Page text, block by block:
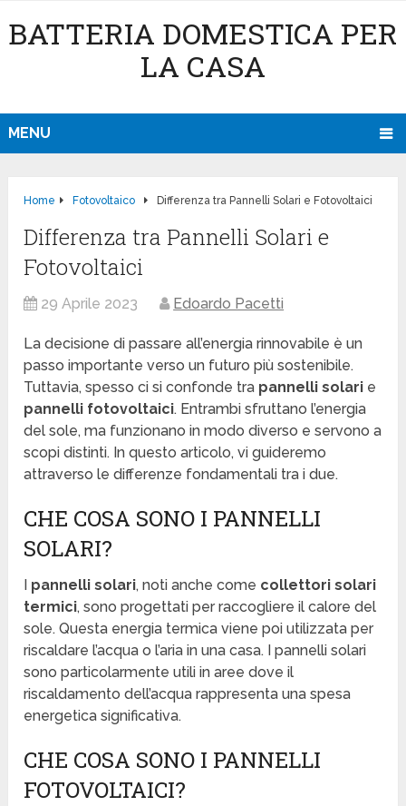
BATTERIA DOMESTICA PER
LA CASA
MENU
Home Fotovoltaico Differenza tra Pannelli Solari e Fotovoltaici
Differenza tra Pannelli Solari e
Fotovoltaici
29 Aprile 2023 Edoardo Pacetti
La decisione di passare all’energia rinnovabile è un
passo importante verso un futuro più sostenibile.
Tuttavia, spesso ci si confonde tra pannelli solari e
pannelli fotovoltaici. Entrambi sfruttano l’energia
del sole, ma funzionano in modo diverso e servono a
scopi distinti. In questo articolo, vi guideremo
attraverso le differenze fondamentali tra i due.
CHE COSA SONO I PANNELLI
SOLARI?
pannelli solari, noti anche come collettori solari
termici, sono progettati per raccogliere il calore del
sole. Questa energia termica viene poi utilizzata per
riscaldare l’acqua o l’aria in una casa. I pannelli solari
sono particolarmente utili in aree dove il
riscaldamento dell’acqua rappresenta una spesa
energetica significativa.
CHE COSA SONO I PANNELLI
FOTOVOLTAICI?